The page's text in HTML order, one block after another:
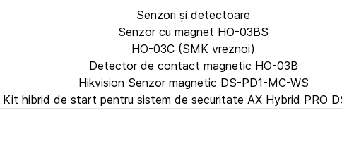
Senzori și detectoare
Senzor cu magnet HO-03BS
HO-03C (SMK vreznoi)
Detector de contact magnetic HO-03B
Hikvision Senzor magnetic DS-PD1-MC-WS
Kit hibrid de start pentru sistem de securitate AX Hybrid PRO